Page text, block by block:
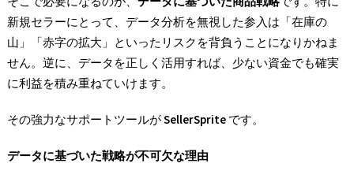
新規セラーにとって、データ分析を無視した参入は「在庫の
山」「赤字の拡大」といったリスクを背負うことになりかねま
せん。逆に、データを正しく活用すれば、少ない資金でも確実
に利益を積み重ねていけます。
その強力なサポートツールがSellerSpriteです。
データに基づいた戦略が不可欠な理由